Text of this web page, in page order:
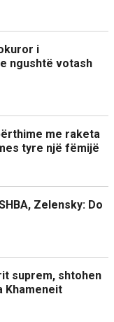
i
ngushtë votash
me raketa
tyre një fëmijë
Zelensky: Do
suprem, shtohen
Khameneit